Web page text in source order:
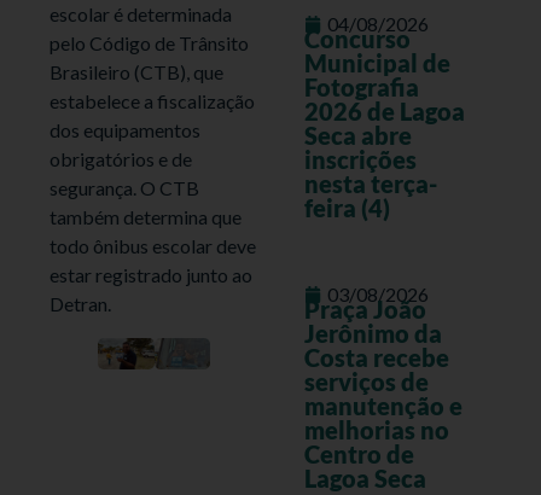
escolar é determinada
pelo Código de Trânsito
Brasileiro (CTB), que
estabelece a fiscalização
dos equipamentos
obrigatórios e de
segurança. O CTB
também determina que
todo ônibus escolar deve
estar registrado junto ao
Detran.
04/08/2026
Concurso
Municipal de
Fotografia
2026 de Lagoa
Seca abre
inscrições
nesta terça-
feira (4)
03/08/2026
Praça João
Jerônimo da
Costa recebe
serviços de
manutenção e
melhorias no
Centro de
Lagoa Seca